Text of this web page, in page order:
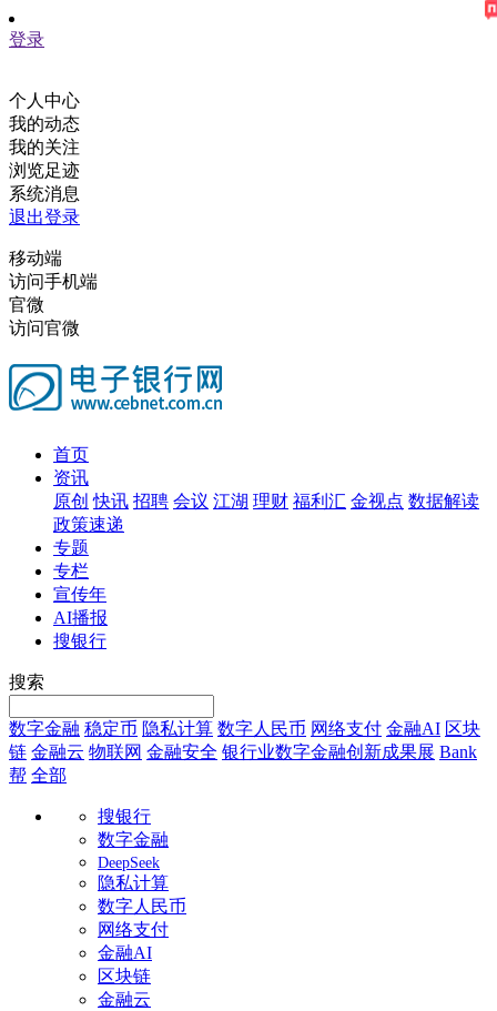
登录
个人中心
我的动态
我的关注
浏览足迹
系统消息
退出登录
移动端
访问手机端
官微
访问官微
首页
资讯
原创 快讯 招聘 会议 江湖 理财 福利汇 金视点 数据解读
政策速递
专题
专栏
宣传年
AI播报
搜银行
搜索
数字金融 稳定币 隐私计算 数字人民币 网络支付 金融AI 区块
链 金融云 物联网 金融安全 银行业数字金融创新成果展 Bank
帮 全部
搜银行
数字金融
DeepSeek
隐私计算
数字人民币
网络支付
金融AI
区块链
金融云